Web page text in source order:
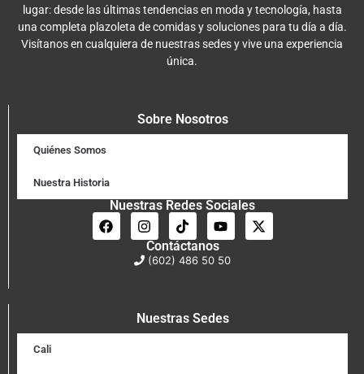
lugar: desde las últimas tendencias en moda y tecnología, hasta
una completa plazoleta de comidas y soluciones para tu día a día.
Visítanos en cualquiera de nuestras sedes y vive una experiencia
única.
Sobre Nosotros
Quiénes Somos
Nuestra Historia
Nuestras Redes Sociales
Contáctanos
(602) 486 50 50
Nuestras Sedes
Cali